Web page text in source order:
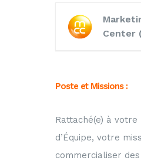
Center
Poste et Missions :
Rattaché(e) à votre
d’Équipe, votre
commercialiser